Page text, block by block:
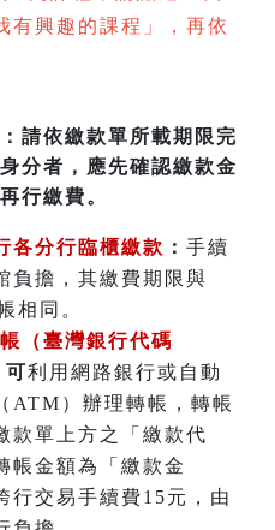
有興趣的課程」，再依
請依繳款單所載期限完
分者，應先確認繳款金
行繳費。
各分行臨櫃繳款 ： 手續
負擔，其繳費期限與
相同。
（臺灣銀行代碼
可利用網路銀行或自動
ATM）辦理轉帳，轉帳
款單上方之「繳款代
帳金額為「繳款金
行交易手續費15元，由